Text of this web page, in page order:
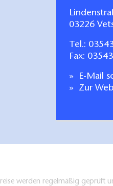
03226
Tel.:
Fax:
E-Mail
Zur
werden regelmäßig geprüft